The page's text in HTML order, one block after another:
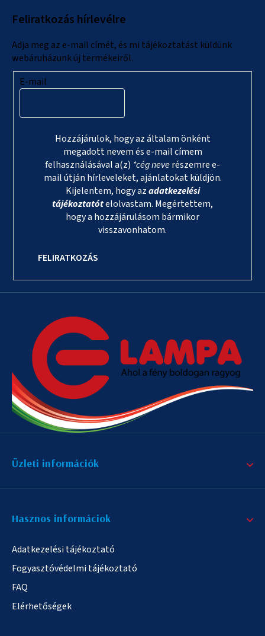
Feliratkozás hírlevélre
Adja meg az e-mail címét, és mi tájékoztatást küldünk
webáruházunk új termékeiről.
E-mail
Hozzájárulok, hogy az általam önként
megadott nevem és e-mail címem
felhasználásával a(z) *cég neverészemre e-
mail útján hírleveleket, ajánlatokat küldjön.
Kijelentem, hogy azadatkezelési
tájékoztatótelolvastam. Megértettem,
hogy a hozzájárulásom bármikor
visszavonhatom.
FELIRATKOZÁS
Üzleti információk
Hasznos informáciok
Adatkezelési tájékoztató
Fogyasztóvédelmi tájékoztató
FAQ
Elérhetőségek